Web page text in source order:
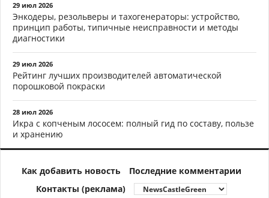
29 июл 2026
Энкодеры, резольверы и тахогенераторы: устройство,
принцип работы, типичные неисправности и методы
диагностики
29 июл 2026
Рейтинг лучших производителей автоматической
порошковой покраски
28 июл 2026
Икра с копченым лососем: полный гид по составу, пользе
и хранению
Как добавить новость
Последние комментарии
Контакты (реклама)